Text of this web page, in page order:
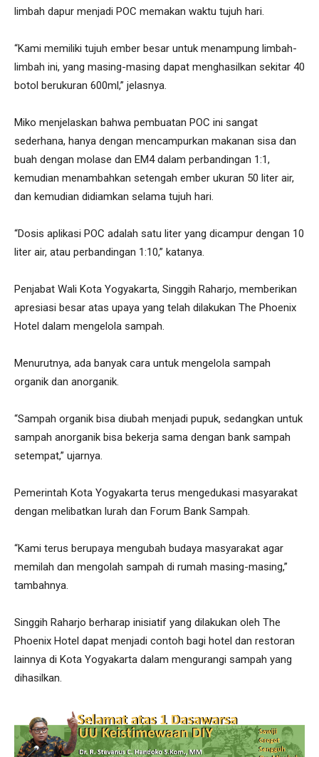
limbah dapur menjadi POC memakan waktu tujuh hari.
“Kami memiliki tujuh ember besar untuk menampung limbah-
limbah ini, yang masing-masing dapat menghasilkan sekitar 40
botol berukuran 600ml,” jelasnya.
Miko menjelaskan bahwa pembuatan POC ini sangat
sederhana, hanya dengan mencampurkan makanan sisa dan
buah dengan molase dan EM4 dalam perbandingan 1:1,
kemudian menambahkan setengah ember ukuran 50 liter air,
dan kemudian didiamkan selama tujuh hari.
“Dosis aplikasi POC adalah satu liter yang dicampur dengan 10
liter air, atau perbandingan 1:10,” katanya.
Penjabat Wali Kota Yogyakarta, Singgih Raharjo, memberikan
apresiasi besar atas upaya yang telah dilakukan The Phoenix
Hotel dalam mengelola sampah.
Menurutnya, ada banyak cara untuk mengelola sampah
organik dan anorganik.
“Sampah organik bisa diubah menjadi pupuk, sedangkan untuk
sampah anorganik bisa bekerja sama dengan bank sampah
setempat,” ujarnya.
Pemerintah Kota Yogyakarta terus mengedukasi masyarakat
dengan melibatkan lurah dan Forum Bank Sampah.
“Kami terus berupaya mengubah budaya masyarakat agar
memilah dan mengolah sampah di rumah masing-masing,”
tambahnya.
Singgih Raharjo berharap inisiatif yang dilakukan oleh The
Phoenix Hotel dapat menjadi contoh bagi hotel dan restoran
lainnya di Kota Yogyakarta dalam mengurangi sampah yang
dihasilkan.